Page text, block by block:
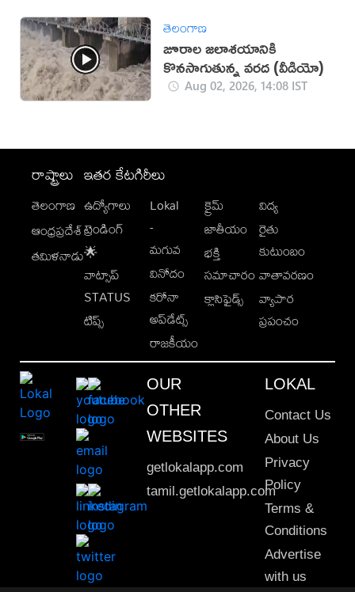
తెలంగాణ
జూరాల జలాశయానికి
కొనసాగుతున్న వరద (వీడియో)
Aug 02, 2026, 14:08 IST
రాష్ట్రాలు
తెలంగాణ
ఆంధ్రప్రదేశ్
తమిళనాడు
ఇతర కేటగిరీలు
ఉద్యోగాలు
ట్రెండింగ్
🌟
వాట్సాప్
STATUS
టిప్స్
Lokal
-
మగువ
వినోదం
కరోనా
అప్‌డేట్స్
రాజకీయం
క్రైమ్
జాతీయం
భక్తి
సమాచారం
క్లాసిఫైడ్స్
విద్య
రైతు
కుటుంబం
వాతావరణం
వ్యాపార
ప్రపంచం
OUR
OTHER
WEBSITES
getlokalapp.com
tamil.getlokalapp.com
LOKAL
Contact Us
About Us
Privacy
Policy
Terms &
Conditions
Advertise
with us